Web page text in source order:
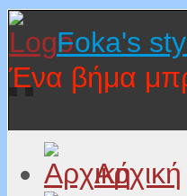
Foka's
Ένα βήμα
Αρχική